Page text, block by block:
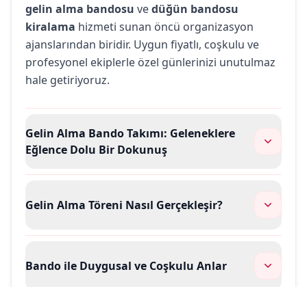
gelin alma bandosu vedüğün bandosu
kiralama hizmeti sunan öncü organizasyon
ajanslarından biridir. Uygun fiyatlı, coşkulu ve
profesyonel ekiplerle özel günlerinizi unutulmaz
hale getiriyoruz.
Gelin Alma Bando Takımı: Geleneklere
Eğlence Dolu Bir Dokunuş
Gelin Alma Töreni Nasıl Gerçekleşir?
Bando ile Duygusal ve Coşkulu Anlar